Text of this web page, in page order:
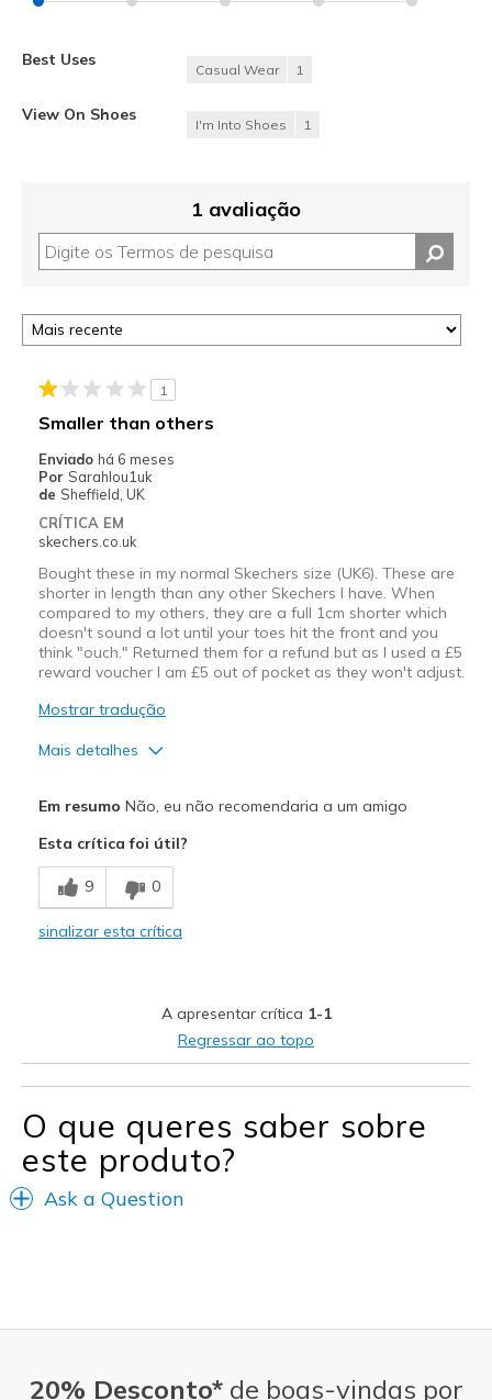
Best Uses
Casual Wear 1
View On Shoes
I'm Into Shoes 1
1 avaliação
1
Smaller than others
Enviado há 6 meses
Por Sarahlou1uk
de Sheffield, UK
CRÍTICA EM
skechers.co.uk
Bought these in my normal Skechers size (UK6). These are
shorter in length than any other Skechers I have. When
compared to my others, they are a full 1cm shorter which
doesn't sound a lot until your toes hit the front and you
think "ouch." Returned them for a refund but as I used a £5
reward voucher I am £5 out of pocket as they won't adjust.
Mostrar tradução
Mais detalhes
Melhores utilizações
Casual Wear
I'm Into Shoes
Em resumo Não, eu não recomendaria a um amigo
Esta crítica foi útil?
9 0
sinalizar esta crítica
A apresentar crítica 1-1
Regressar ao topo
O que queres saber sobre
este produto?
Ask a Question
20% Desconto*de boas-vindas por